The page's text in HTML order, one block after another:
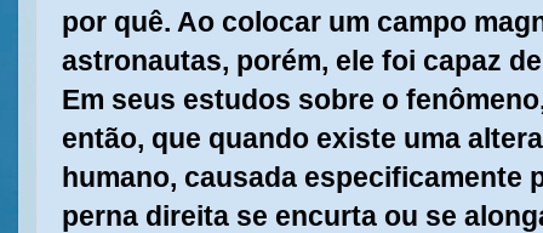
por quê. Ao colocar um campo
astronautas, porém, ele foi capaz
Em seus estudos sobre o
então, que quando existe uma
humano, causada especificamente
perna direita se encurta ou se